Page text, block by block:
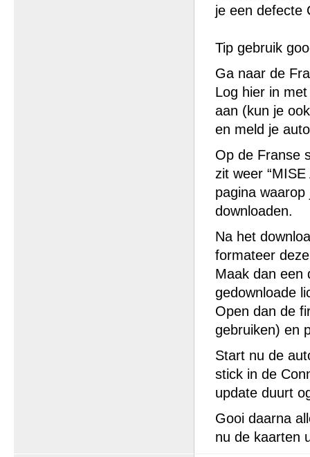
je een defecte
Tip gebruik
Ga naar de
Log hier in
aan (kun je
en meld je
Op de Franse
zit weer
pagina
downloaden.
Na het
formateer
Maak dan een
gedownloade
Open dan de
gebruiken) en
Start nu de
stick in de
update duurt
Gooi daarna
nu de kaarten